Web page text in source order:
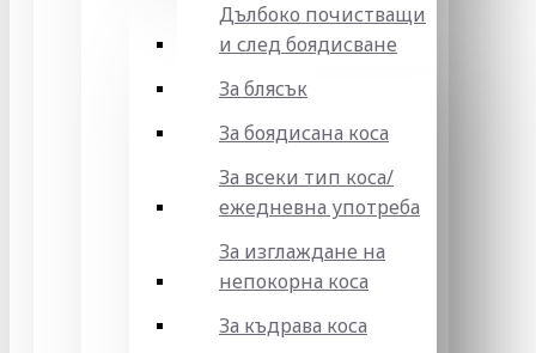
Дълбоко почистващи
и след боядисване
За блясък
За боядисана коса
За всеки тип коса/
ежедневна употреба
За изглаждане на
непокорна коса
За къдрава коса